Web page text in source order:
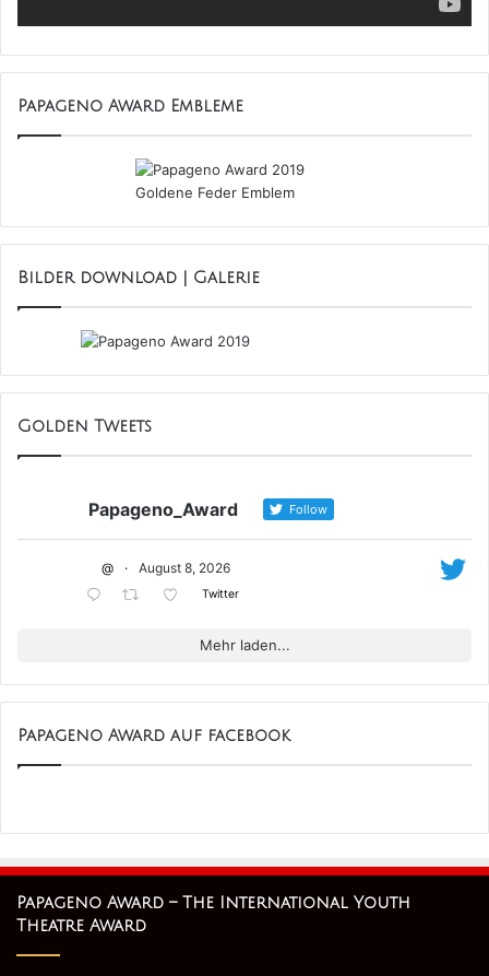
Papageno Award 2019 Preisträger - Produktion
Goldener Papageno
Sparte: Sprechtheater
Organisation: gutgebrüllt Kinder- & Jugendtheater
Liliom
Papageno Award 2019 Preisträger - Produktion
Goldener Papageno
Autor: Norbert Holoubek
Komponist: Norberto Bertassi, Walter Lochmann
Regie/Musikleitung: Birgit Zach
Organisation: teatro
Papageno Award Embleme
Bilder download | Galerie
Golden Tweets
Papageno_Award Follow
@ · August 8, 2026
Twitter
Mehr laden...
Papageno Award auf facebook
Papageno Award – The International Youth
Theatre Award